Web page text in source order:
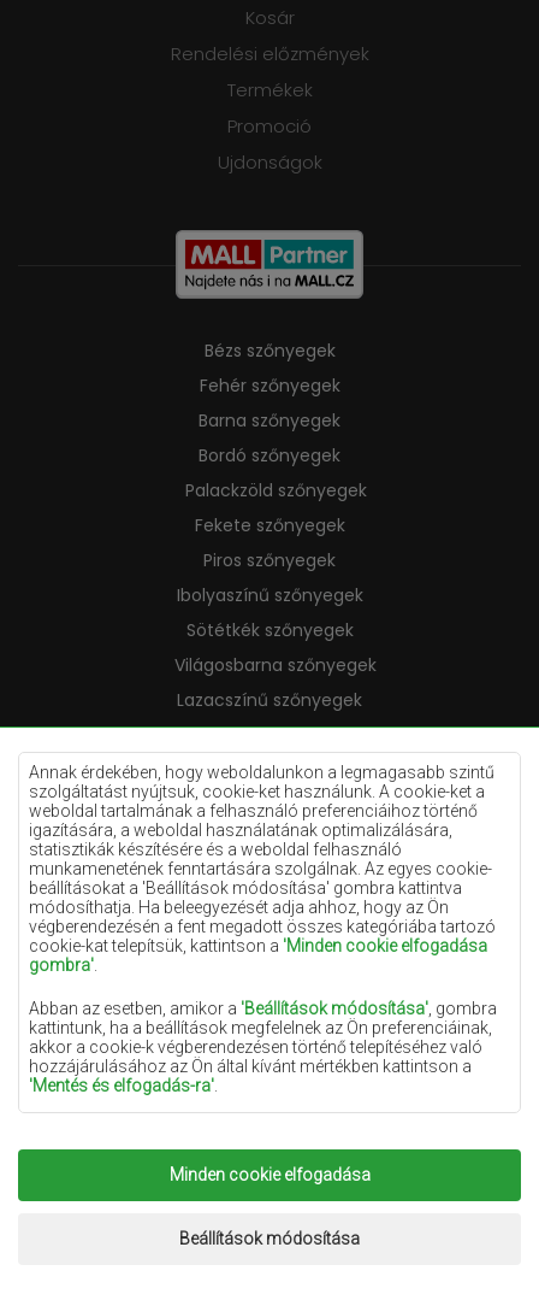
Annak érdekében, hogy weboldalunkon a legmagasabb szintű
szolgáltatást nyújtsuk, cookie-ket használunk. A cookie-ket a
weboldal tartalmának a felhasználó preferenciáihoz történő
igazítására, a weboldal használatának optimalizálására,
statisztikák készítésére és a weboldal felhasználó
munkamenetének fenntartására szolgálnak. Az egyes cookie-
beállításokat a 'Beállítások módosítása' gombra kattintva
módosíthatja. Ha beleegyezését adja ahhoz, hogy az Ön
végberendezésén a fent megadott összes kategóriába tartozó
cookie-kat telepítsük, kattintson a 'Minden cookie elfogadása
gombra'
Abban az esetben, amikor a 'Beállítások módosítása' , gombra
kattintunk, ha a beállítások megfelelnek az Ön preferenciáinak,
akkor a cookie-k végberendezésen történő telepítéséhez való
hozzájárulásához az Ön által kívánt mértékben kattintson a
'Mentés és elfogadás-ra'
az adatkezelés alapja a személyes adatok kezelőjének
(Szonyegekchemex) vagy harmadik feleknek a jogos érdeke,
amely a weboldalon nyújtott magas színvonalú szolgáltatások
nyújtásában, valamint a személyes adatok kezelőjének és
Minden cookie elfogadása
Beállítások módosítása
Kosár
Rendelési előzmények
Termékek
Promoció
Ujdonságok
Bézs szőnyegek
Fehér szőnyegek
Barna szőnyegek
Bordó szőnyegek
Palackzöld szőnyegek
Fekete szőnyegek
Piros szőnyegek
Ibolyaszínű szőnyegek
Sötétkék szőnyegek
Világosbarna szőnyegek
Lazacszínű szőnyegek
Krémszínű szőnyegek
Lila szőnyegek
Sárga szőnyegek
Mentaszínű szőnyegek
Világoskék szőnyegek
Narancssárga szőnyegek
Rózsaszín szőnyegek
Terrakotta szőnyegek
Zöld szőnyegek
Arany szőnyegek
Copyright 2022Szonyegek chemex.
Megvalósítás:www.dimax.pl